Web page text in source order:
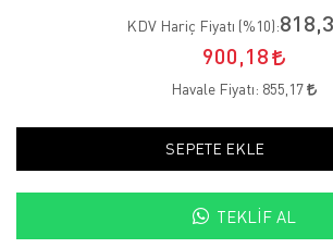
KDV Hariç Fiyatı (%10):
900,18
Havale Fiyatı: 855,17
SEPETE EKLE
TEKLIF AL